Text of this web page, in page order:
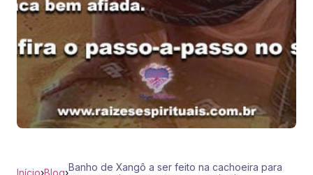
Início›Blog›Banho de Xangô a ser feito na cachoeira para